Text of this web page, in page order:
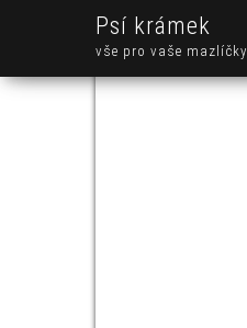
Psí krámek
vše pro vaše mazlíčky